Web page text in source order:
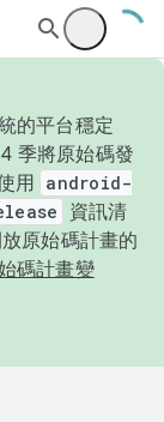
的平台穩定
季將原始碼發
用 android-
資訊清
原始碼計畫的
碼計畫變